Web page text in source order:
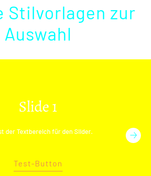
Stilvorlagen zur
Auswahl
Slide 1
der Textbereich für den Slider.
Test-Button